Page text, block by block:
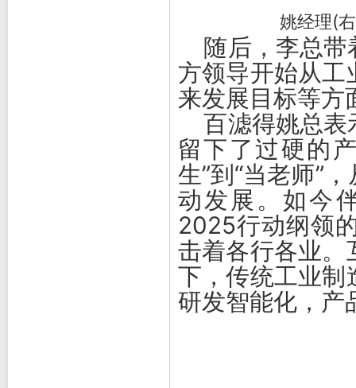
姚经理(
随后，李总带
方领导开始从工
来发展目标等方
百滤得姚总表
留下了过硬的
生”到“当老师”
动发展。如今
2025行动纲领
击着各行各业。
下，传统工业制
研发智能化，产